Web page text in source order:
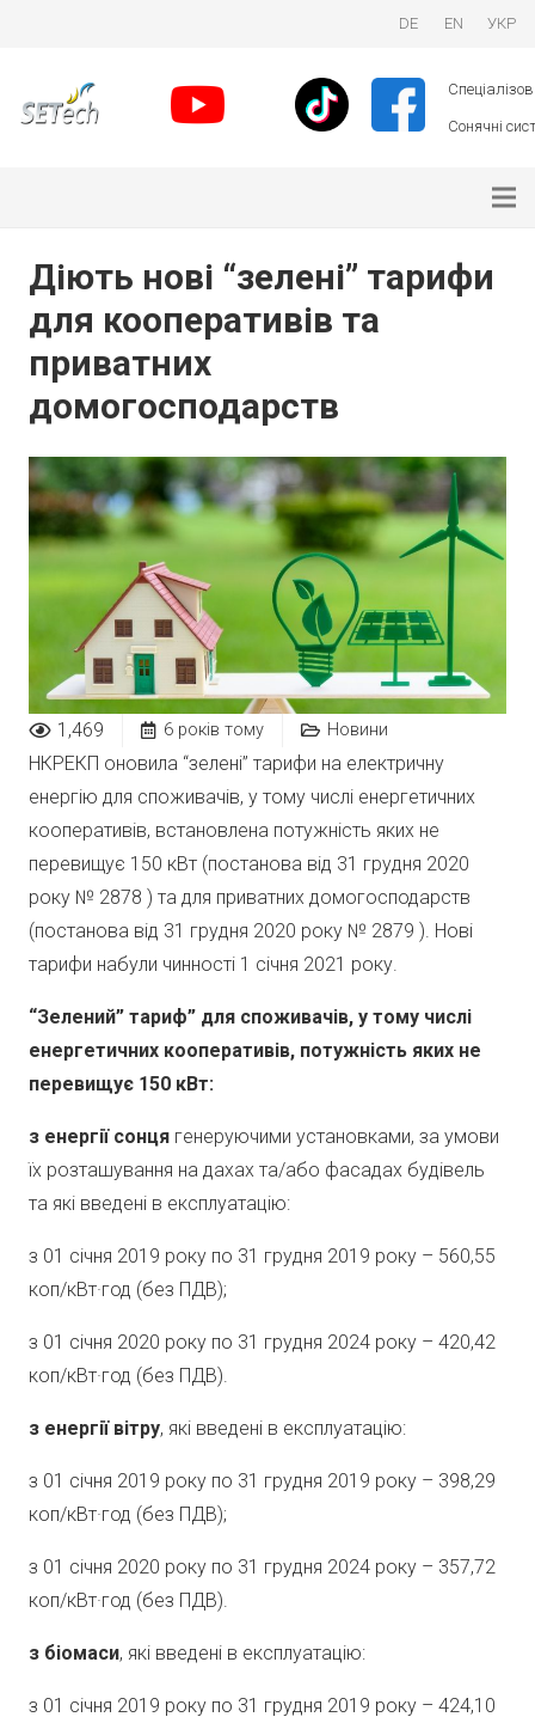
DE EN УКР
Сонячні
Діють нові “зелені” тарифи
для кооперативів та
приватних
домогосподарств
1,469 6 років тому Новини
НКРЕКП оновила “зелені” тарифи на електричну
енергію для споживачів, у тому числі енергетичних
кооперативів, встановлена потужність яких не
перевищує 150 кВт (постанова від 31 грудня 2020
року № 2878 ) та для приватних домогосподарств
(постанова від 31 грудня 2020 року № 2879 ). Нові
тарифи набули чинності 1 січня 2021 року.
“Зелений” тариф” для споживачів, у тому числі
енергетичних кооперативів, потужність яких не
перевищує 150 кВт:
з енергії сонця генеруючими установками, за умови
їх розташування на дахах та/або фасадах будівель
та які введені в експлуатацію:
з 01 січня 2019 року по 31 грудня 2019 року – 560,55
коп/кВт·год (без ПДВ);
з 01 січня 2020 року по 31 грудня 2024 року – 420,42
коп/кВт·год (без ПДВ).
з енергії вітру, які введені в експлуатацію:
з 01 січня 2019 року по 31 грудня 2019 року – 398,29
коп/кВт·год (без ПДВ);
з 01 січня 2020 року по 31 грудня 2024 року – 357,72
коп/кВт·год (без ПДВ).
з біомаси, які введені в експлуатацію:
з 01 січня 2019 року по 31 грудня 2019 року – 424,10